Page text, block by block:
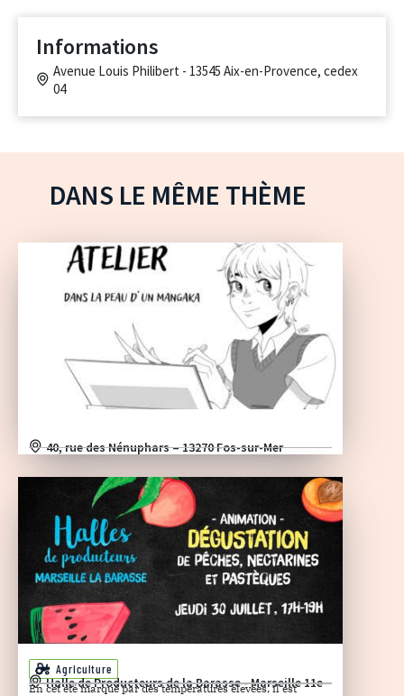
Informations
Avenue Louis Philibert - 13545 Aix-en-Provence, cedex
04
DANS LE MÊME THÈME
40, rue des Nénuphars – 13270 Fos-sur-Mer
Agriculture
Halle de Producteurs de la Barasse - Marseille 11e
En cet été marqué par des températures élevées, il est